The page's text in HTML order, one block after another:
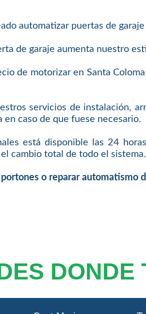
automatizar puertas de
de garaje aumenta nuestro
de motorizar en Santa
servicios de instalación,
en caso de que fuese necesario.
está disponible las 24
cambio total de todo el sistema.
o reparar automatismo